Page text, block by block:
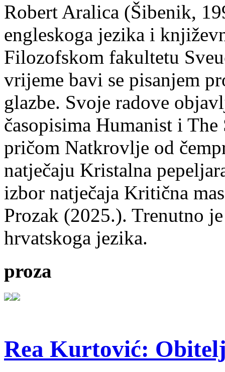
Robert Aralica (Šibenik,
engleskoga jezika i
Filozofskom fakultetu
vrijeme bavi se pisanjem
glazbe. Svoje radove
časopisima Humanist i
pričom Natkrovlje od
natječaju Kristalna
izbor natječaja Kritična
Prozak (2025.). Trenutno
hrvatskoga jezika.
proza
Rea Kurtović: